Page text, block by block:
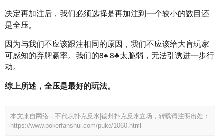
决定再加注后，我们必须选择是再加注到一个较小的数目还
是全压。
因为与我们不应该跟注相同的原因，我们不应该给大盲玩家
可感知的弃牌赢率。我们的8♠ 8♣太脆弱，无法引诱进一步行
动。
综上所述，全压是最好的玩法。
本文来自网络，不代表扑克反水|德州扑克反水立场，转载请注明出处：
https://www.pokerfanshui.com/puke/1060.html